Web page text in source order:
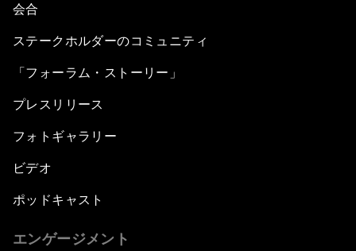
会合
ステークホルダーのコミュニティ
「フォーラム・ストーリー」
プレスリリース
フォトギャラリー
ビデオ
ポッドキャスト
エンゲージメント